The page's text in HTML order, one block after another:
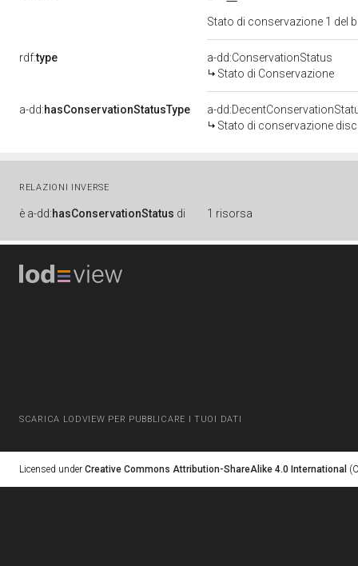
Stato di conservazione 1 del
rdf:type
a-dd:ConservationStatus
Stato di Conservazione
a-dd:hasConservationStatusType
a-
Stato di conservazione
RELAZIONI INVERSE
è a-dd:hasConservationStatus di 1 risorsa
SCARICA LODVIEW PER PUBBLICARE I TUOI DATI
Licensed under Creative Commons Attribution-ShareAlike 4.0 International